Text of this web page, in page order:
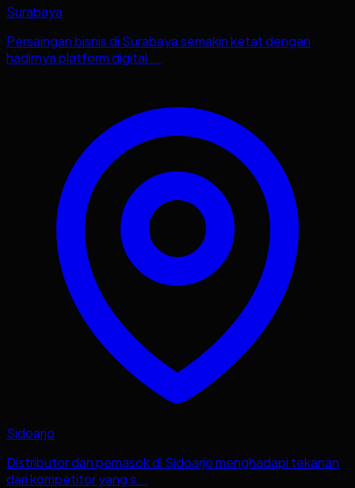
Surabaya
Persaingan bisnis di Surabaya semakin ketat dengan
hadirnya platform digital ...
Sidoarjo
Distributor dan pemasok di Sidoarjo menghadapi tekanan
dari kompetitor yang s...